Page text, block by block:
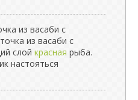
из васаби с
из васаби с
слой красная рыба.
настояться